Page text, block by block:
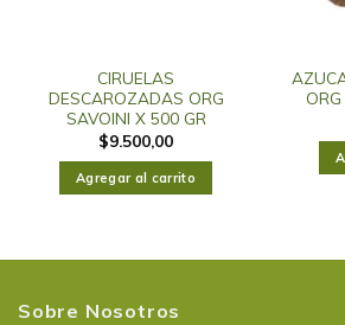
CIRUELAS
DESCAROZADAS ORG
SAVOINI X 500 GR
$9.500,00
Agregar al carrito
Sobre Nosotros